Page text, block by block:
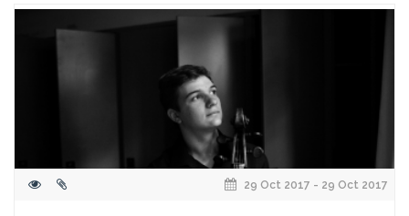
29 Oct 2017 - 29 Oct 2017